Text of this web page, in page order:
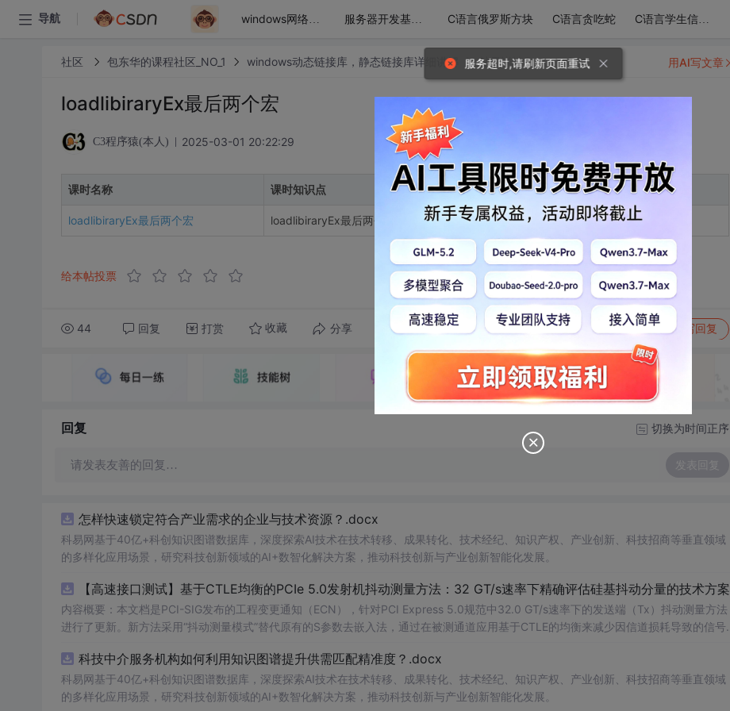
导航 windows网络编程之tcp/ip 服务器开发基础-udp/ip网络模型 C语言俄罗斯方块 C语言贪吃蛇 C语言学生信息管理系统
社区 包东华的课程社区_NO_1 windows动态链接库，静态链接库详细讲解 帖子详情
loadlibiraryEx最后两个宏
C3程序猿(本人) 2025-03-01 20:22:29
课时名称 课时知识点
loadlibiraryEx最后两个宏 loadlibiraryEx最后两个宏，windows动态链接库dll与静态链接
给本帖投票
44 回复 打赏 收藏 分享 转发到动态 举报 写回复
用AI写文章
回复 切换为时间正序
请发表友善的回复… 发表回复
怎样快速锁定符合产业需求的企业与技术资源？.docx
科易网基于40亿+科创知识图谱数据库，深度探索AI技术在技术转移、成果转化、技术经纪、知识产权、产业创新、科技招商等垂直领域
的多样化应用场景，研究科技创新领域的AI+数智化解决方案，推动科技创新与产业创新智能化发展。
【高速接口测试】基于CTLE均衡的PCIe 5.0发射机抖动测量方法：32 GT/s速率下精确评估硅基抖动分量的技术方案
内容概要：本文档是PCI-SIG发布的工程变更通知（ECN），针对PCI Express 5.0规范中32.0 GT/s速率下的发送端（Tx）抖动测量方法
进行了更新。新方法采用“抖动测量模式”替代原有的S参数去嵌入法，通过在被测通道应用基于CTLE的均衡来减少因信道损耗导致的信号
去嵌入过程中高频噪声放大带来的测量不准确性。对于2.5至16.0 GT/s速率，原有测量方法保持不变。; 适合人群：从事高速接口设计、验
证或测试的工程师，尤其是涉及PC
科技中介服务机构如何利用知识图谱提升供需匹配精准度？.docx
科易网基于40亿+科创知识图谱数据库，深度探索AI技术在技术转移、成果转化、技术经纪、知识产权、产业创新、科技招商等垂直领域
的多样化应用场景，研究科技创新领域的AI+数智化解决方案，推动科技创新与产业创新智能化发展。
服务超时,请刷新页面重试